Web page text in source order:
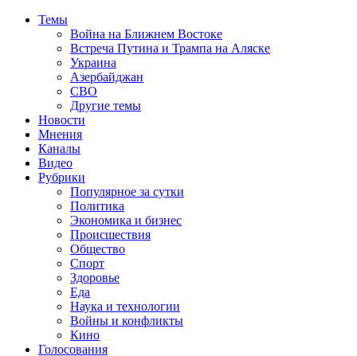
Темы
Война на Ближнем Востоке
Встреча Путина и Трампа на Аляске
Украина
Азербайджан
СВО
Другие темы
Новости
Мнения
Каналы
Видео
Рубрики
Популярное за сутки
Политика
Экономика и бизнес
Происшествия
Общество
Спорт
Здоровье
Еда
Наука и технологии
Войны и конфликты
Кино
Голосования